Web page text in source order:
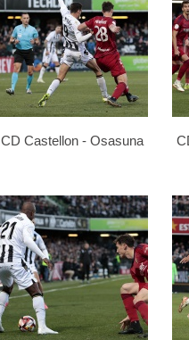
CD Castellon - Osasuna